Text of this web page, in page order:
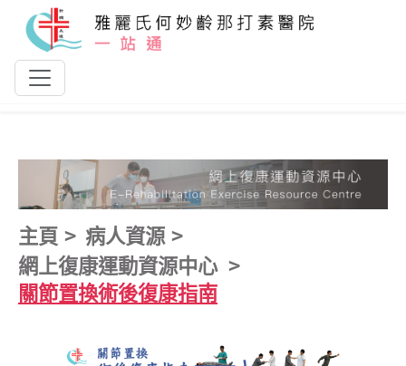
跳到主要內容
主頁
病人資源
網上復康運動資源中心
關節置換術後復康指南